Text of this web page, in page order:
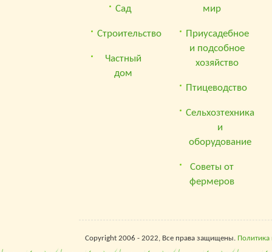
Сад
Строительство
Частный
дом
мир
Приусадебное
и подсобное
хозяйство
Птицеводство
Сельхозтехника
и
оборудование
Советы от
фермеров
Copyright 2006 - 2022, Все права защищены. Политика